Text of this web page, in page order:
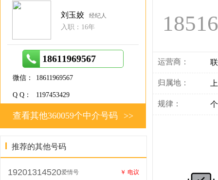
运营商：
归属地：
规律：
刘玉姣 经纪人
入职：16年
18611969567
微信： 18611969567
Q Q： 1197453429
>>
查看其他360059个中介号码
推荐的其他号码
19201314520爱情号 ￥ 电议